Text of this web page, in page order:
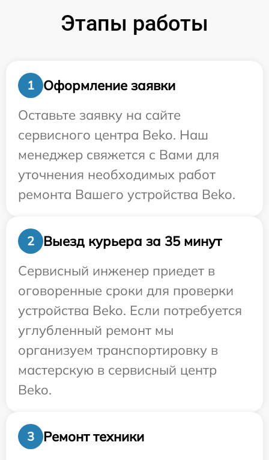
Этапы работы
1
Оформление заявки
Оставьте заявку на сайте
сервисного центра Beko. Наш
менеджер свяжется с Вами для
уточнения необходимых работ
ремонта Вашего устройства Beko.
2
Выезд курьера за 35 минут
Сервисный инженер приедет в
оговоренные сроки для проверки
устройства Beko. Если потребуется
углубленный ремонт мы
организуем транспортировку в
мастерскую в сервисный центр
Beko.
3
Ремонт техники